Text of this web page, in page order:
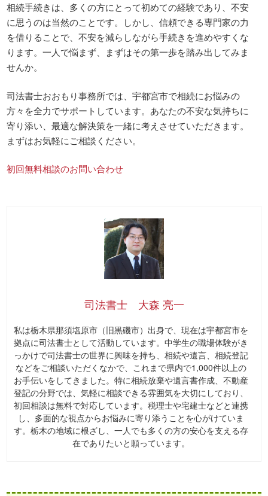
相続手続きは、多くの方にとって初めての経験であり、不安
に思うのは当然のことです。しかし、信頼できる専門家の力
を借りることで、不安を減らしながら手続きを進めやすくな
ります。一人で悩まず、まずはその第一歩を踏み出してみま
せんか。
司法書士おおもり事務所では、宇都宮市で相続にお悩みの
方々を全力でサポートしています。あなたの不安な気持ちに
寄り添い、最適な解決策を一緒に考えさせていただきます。
まずはお気軽にご相談ください。
初回無料相談のお問い合わせ
司法書士 大森 亮一
私は栃木県那須塩原市（旧黒磯市）出身で、現在は宇都宮市を
拠点に司法書士として活動しています。中学生の職場体験がき
っかけで司法書士の世界に興味を持ち、相続や遺言、相続登記
などをご相談いただくなかで、これまで県内で1,000件以上の
お手伝いをしてきました。特に相続放棄や遺言書作成、不動産
登記の分野では、気軽に相談できる雰囲気を大切にしており、
初回相談は無料で対応しています。税理士や宅建士などと連携
し、多面的な視点からお悩みに寄り添うことを心がけていま
す。栃木の地域に根ざし、一人でも多くの方の安心を支える存
在でありたいと願っています。